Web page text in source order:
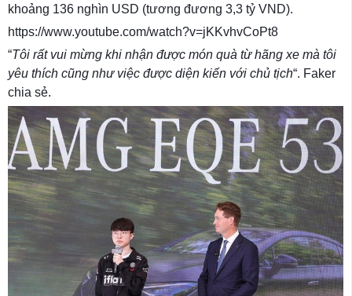
khoảng 136 nghìn USD (tương đương 3,3 tỷ VND).
https://www.youtube.com/watch?v=jKKvhvCoPt8
“Tôi rất vui mừng khi nhận được món quà từ hãng xe mà tôi
yêu thích cũng như việc được diện kiến với chủ tịch“. Faker
chia sẻ.